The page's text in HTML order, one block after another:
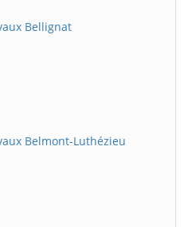
Bellignat
Belmont-Luthézieu